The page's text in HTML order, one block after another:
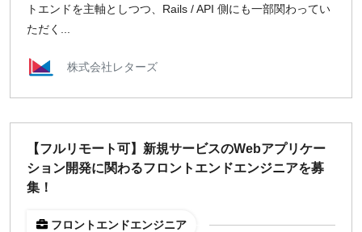
トエンドを主軸としつつ、Rails / API 側にも一部関わってい
ただく...
株式会社レターズ
【フルリモート可】新規サービスのWebアプリケー
ション開発に関わるフロントエンドエンジニアを募
集！
フロントエンドエンジニア